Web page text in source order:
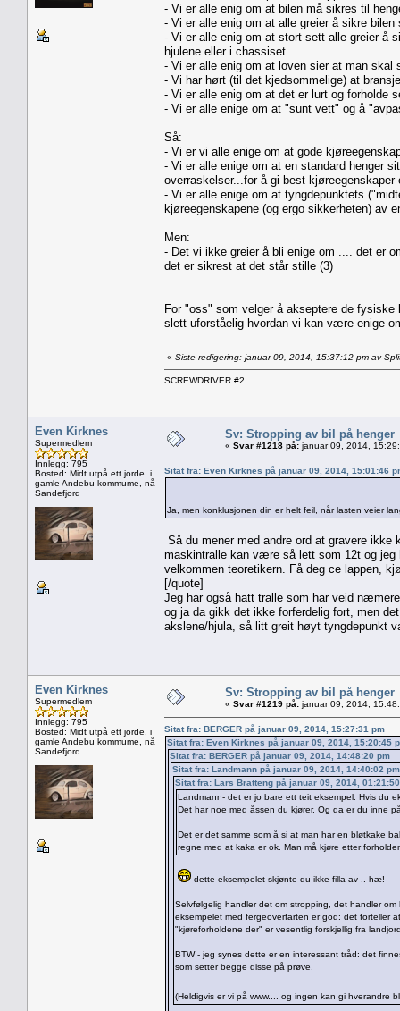
- Vi er alle enig om at bilen må sikres til
- Vi er alle enig om at alle greier å sikre
- Vi er alle enig om at stort sett alle greier å
hjulene eller i chassiset
- Vi er alle enig om at loven sier at man skal
- Vi har hørt (til det kjedsommelige) at
- Vi er alle enig om at det er lurt og forholde
- Vi er alle enige om at "sunt vett" og å
Så:
- Vi er vi alle enige om at gode
- Vi er alle enige om at en standard henger
overraskelser...for å gi best kjøreegenskaper
- Vi er alle enige om at tyngdepunktets
kjøreegenskapene (og ergo sikkerheten) av
Men:
- Det vi ikke greier å bli enige om .... det er
det er sikrest at det står stille (3)
For "oss" som velger å akseptere de
slett uforståelig hvordan vi kan være enige
« Siste redigering: januar 09, 2014, 15:37:12 pm av
SCREWDRIVER #2
Even Kirknes
Supermedlem
Innlegg: 795
Bosted: Midt utpå ett jorde, i
gamle Andebu kommume, nå
Sandefjord
Sv: Stropping av bil på henger
« Svar #1218 på: januar 09, 2014,
Sitat fra: Even Kirknes på januar 09, 2014, 15:01:46
Ja, men konklusjonen din er helt feil, når lasten veier
Så du mener med andre ord at gravere ikke
maskintralle kan være så lett som 12t og jeg
velkommen teoretikern. Få deg ce lappen,
[/quote]
Jeg har også hatt tralle som har veid
og ja da gikk det ikke forferdelig fort, men
akslene/hjula, så litt greit høyt tyngdepunkt
Even Kirknes
Supermedlem
Innlegg: 795
Bosted: Midt utpå ett jorde, i
gamle Andebu kommume, nå
Sandefjord
Sv: Stropping av bil på henger
« Svar #1219 på: januar 09, 2014,
Sitat fra: BERGER på januar 09, 2014, 15:27:31 pm
Sitat fra: Even Kirknes på januar 09, 2014, 15:20:45
Sitat fra: BERGER på januar 09, 2014, 14:48:20 pm
Sitat fra: Landmann på januar 09, 2014, 14:40:02 pm
Sitat fra: Lars Bratteng på januar 09, 2014,
Landmann- det er jo bare ett teit eksempel. Hvis du
Det har noe med åssen du kjører. Og da er du inne
Det er det samme som å si at man har en bløtkake
regne med at kaka er ok. Man må kjøre etter
dette eksempelet skjønte du ikke filla av .. hæ!
Selvfølgelig handler det om stropping, det handler
eksempelet med fergeoverfarten er god: det forteller
"kjøreforholdene der" er vesentlig forskjellig fra
BTW - jeg synes dette er en interessant tråd: det
som setter begge disse på prøve.
(Heldigvis er vi på www.... og ingen kan gi hverandre